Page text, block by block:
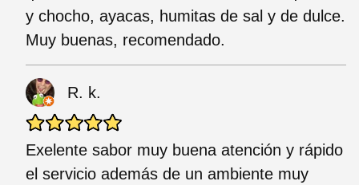
y chocho, ayacas, humitas de sal y de dulce.
Muy buenas, recomendado.
R. k.
Exelente sabor muy buena atención y rápido
el servicio además de un ambiente muy